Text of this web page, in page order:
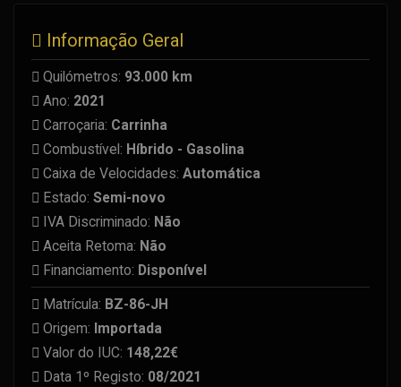
Informação Geral
Quilómetros: 93.000 km
Ano: 2021
Carroçaria: Carrinha
Combustível: Híbrido - Gasolina
Caixa de Velocidades: Automática
Estado: Semi-novo
IVA Discriminado: Não
Aceita Retoma: Não
Financiamento: Disponível
Matrícula: BZ-86-JH
Origem: Importada
Valor do IUC: 148,22€
Data 1º Registo: 08/2021